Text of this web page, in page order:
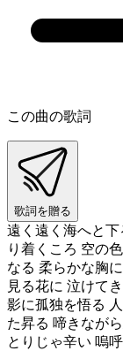
この曲の歌詞
歌詞を贈る
遠く遠く海へと
り着くころ 空の
なる 柔らかな胸
見る花に 泣けて
影に孤独を悟る
た昇る 啼きなが
とりじゃ辛い 嗚